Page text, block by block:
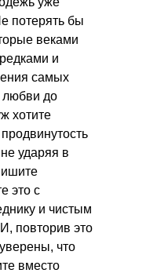
потерять бы
веками
и
самых
любви до
хотите
ударяя в
это с
и чистым
повторив это
что
вместо